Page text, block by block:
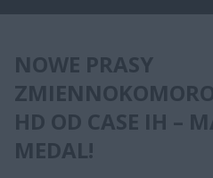
NOWE PRASY
HD OD CASE IH –
MEDAL!